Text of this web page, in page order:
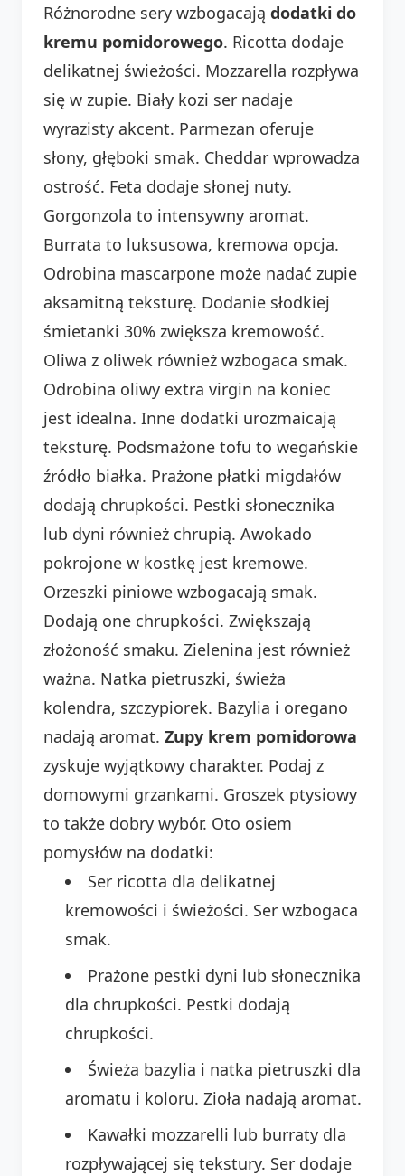
Różnorodne sery wzbogacają dodatki do
kremu pomidorowego. Ricotta dodaje
delikatnej świeżości. Mozzarella rozpływa
się w zupie. Biały kozi ser nadaje
wyrazisty akcent. Parmezan oferuje
słony, głęboki smak. Cheddar wprowadza
ostrość. Feta dodaje słonej nuty.
Gorgonzola to intensywny aromat.
Burrata to luksusowa, kremowa opcja.
Odrobina mascarpone może nadać zupie
aksamitną teksturę. Dodanie słodkiej
śmietanki 30% zwiększa kremowość.
Oliwa z oliwek również wzbogaca smak.
Odrobina oliwy extra virgin na koniec
jest idealna. Inne dodatki urozmaicają
teksturę. Podsmażone tofu to wegańskie
źródło białka. Prażone płatki migdałów
dodają chrupkości. Pestki słonecznika
lub dyni również chrupią. Awokado
pokrojone w kostkę jest kremowe.
Orzeszki piniowe wzbogacają smak.
Dodają one chrupkości. Zwiększają
złożoność smaku. Zielenina jest również
ważna. Natka pietruszki, świeża
kolendra, szczypiorek. Bazylia i oregano
nadają aromat. Zupy krem pomidorowa
zyskuje wyjątkowy charakter. Podaj z
domowymi grzankami. Groszek ptysiowy
to także dobry wybór. Oto osiem
pomysłów na dodatki:
Ser ricotta dla delikatnej
kremowości i świeżości. Ser wzbogaca
smak.
Prażone pestki dyni lub słonecznika
dla chrupkości. Pestki dodają
chrupkości.
Świeża bazylia i natka pietruszki dla
aromatu i koloru. Zioła nadają aromat.
Kawałki mozzarelli lub burraty dla
rozpływającej się tekstury. Ser dodaje